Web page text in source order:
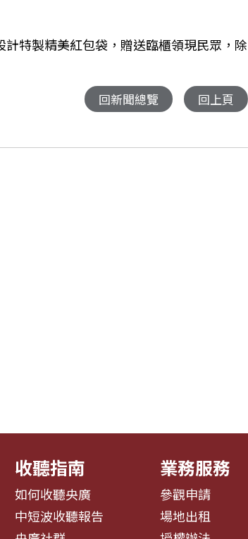
特製精美紅包袋，贈送臨櫃領現民眾，除
回新聞總覽 回上頁
收聽指南
如何收聽央廣
中短波收聽報告
業務服務
參觀申請
場地出租